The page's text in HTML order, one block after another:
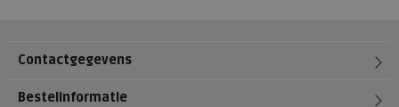
Contactgegevens
Bestelinformatie